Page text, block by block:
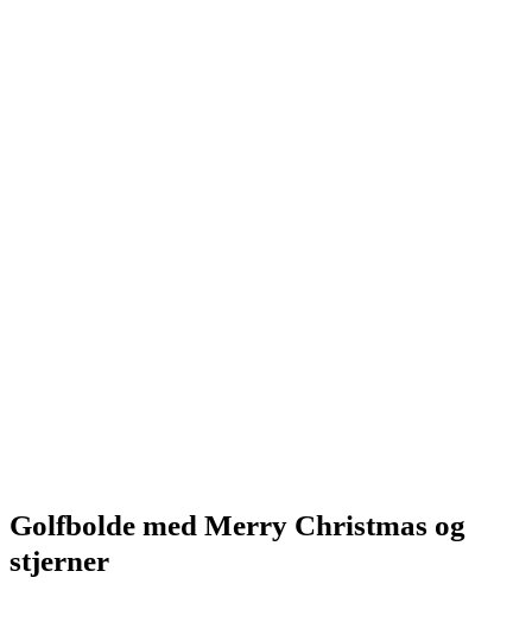
Golfbolde med Merry Christmas og
stjerner